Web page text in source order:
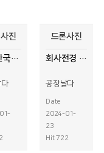
진
천안한국기술교육대 드론사진
다
드론사진
회사전경 드론사진
공장날다
Date
2024-01-
23
Hit 722